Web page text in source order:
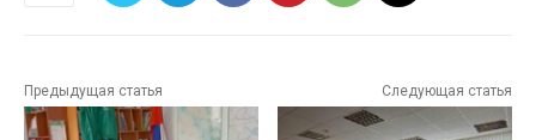
Предыдущая статья Следующая статья